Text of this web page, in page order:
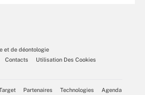
et de déontologie
Contacts
Utilisation Des Cookies
Partenaires Technologies Agenda